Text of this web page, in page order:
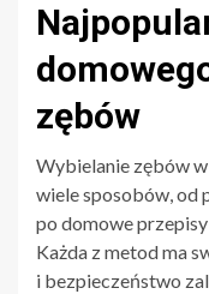
zębów
Wybielanie zębów
wiele sposobów, od
po domowe
Każda z metod ma
i bezpieczeństwo